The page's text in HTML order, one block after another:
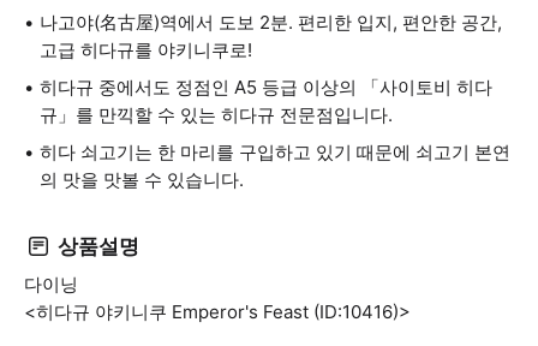
나고야(名古屋)역에서 도보 2분. 편리한 입지, 편안한 공간,
고급 히다규를 야키니쿠로!
히다규 중에서도 정점인 A5 등급 이상의 「사이토비 히다
규」를 만끽할 수 있는 히다규 전문점입니다.
히다 쇠고기는 한 마리를 구입하고 있기 때문에 쇠고기 본연
의 맛을 맛볼 수 있습니다.
상품설명
다이닝
<히다규 야키니쿠 Emperor's Feast (ID:10416)>